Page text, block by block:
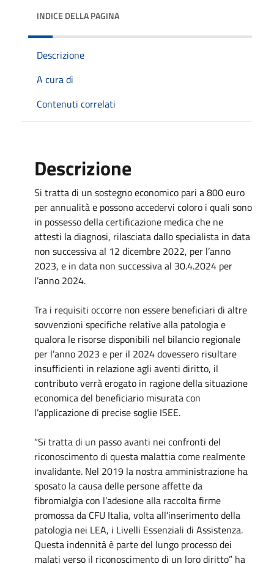
INDICE DELLA PAGINA
Descrizione
A cura di
Contenuti correlati
Descrizione
Si tratta di un sostegno economico pari a 800 euro
per annualità e possono accedervi coloro i quali sono
in possesso della certificazione medica che ne
attesti la diagnosi, rilasciata dallo specialista in data
non successiva al 12 dicembre 2022, per l’anno
2023, e in data non successiva al 30.4.2024 per
l’anno 2024.
Tra i requisiti occorre non essere beneficiari di altre
sovvenzioni specifiche relative alla patologia e
qualora le risorse disponibili nel bilancio regionale
per l’anno 2023 e per il 2024 dovessero risultare
insufficienti in relazione agli aventi diritto, il
contributo verrà erogato in ragione della situazione
economica del beneficiario misurata con
l’applicazione di precise soglie ISEE.
“Si tratta di un passo avanti nei confronti del
riconoscimento di questa malattia come realmente
invalidante. Nel 2019 la nostra amministrazione ha
sposato la causa delle persone affette da
fibromialgia con l’adesione alla raccolta firme
promossa da CFU Italia, volta all’inserimento della
patologia nei LEA, i Livelli Essenziali di Assistenza.
Questa indennità è parte del lungo processo dei
malati verso il riconoscimento di un loro diritto” ha